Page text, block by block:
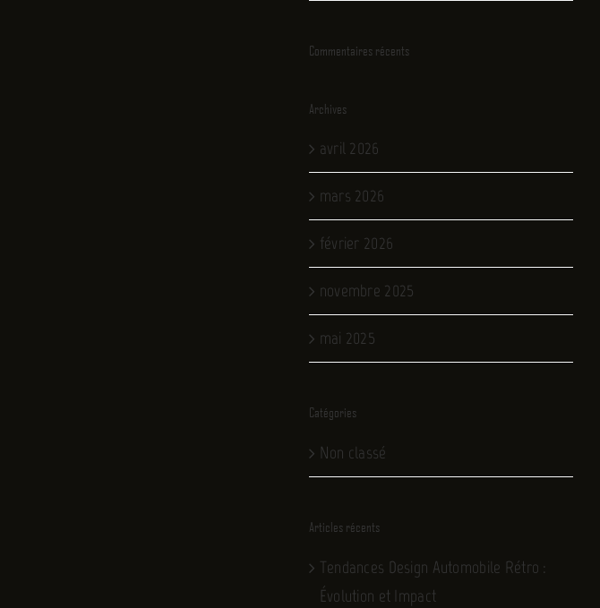
Commentaires récents
Archives
avril 2026
mars 2026
février 2026
novembre 2025
mai 2025
Catégories
Non classé
Articles récents
Tendances Design Automobile Rétro :
Évolution et Impact